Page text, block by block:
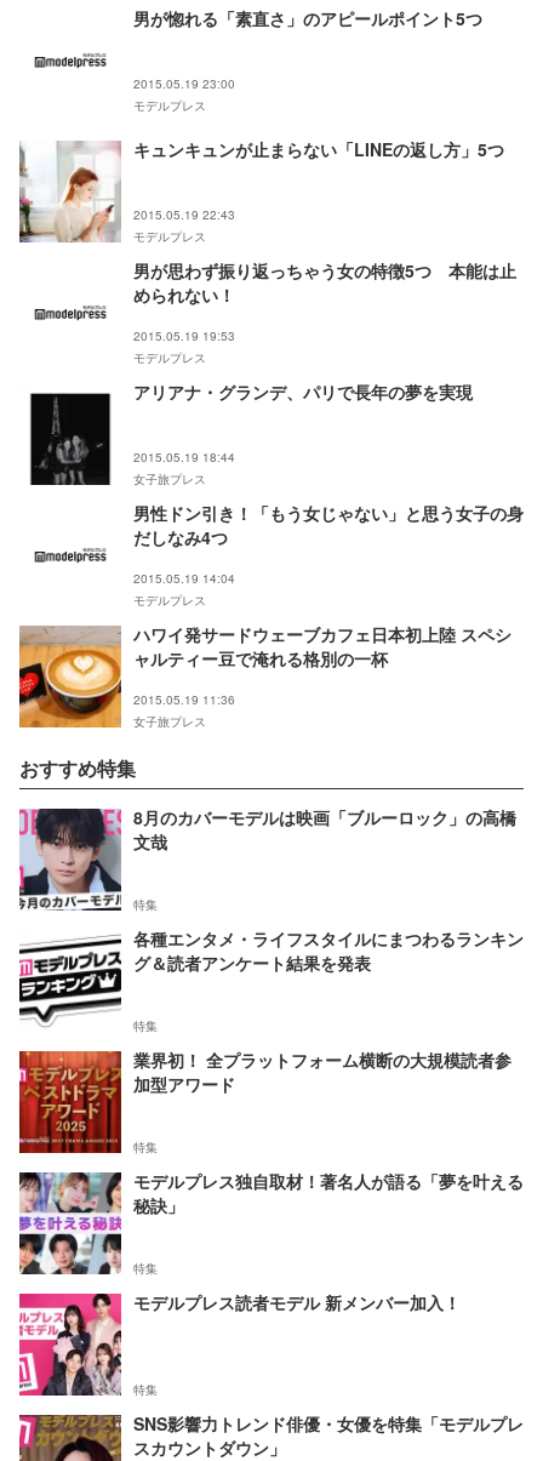
男が惚れる「素直さ」のアピールポイント5つ
2015.05.19 23:00
モデルプレス
キュンキュンが止まらない「LINEの返し方」5つ
2015.05.19 22:43
モデルプレス
男が思わず振り返っちゃう女の特徴5つ 本能は止
められない！
2015.05.19 19:53
モデルプレス
アリアナ・グランデ、パリで長年の夢を実現
2015.05.19 18:44
女子旅プレス
男性ドン引き！「もう女じゃない」と思う女子の身
だしなみ4つ
2015.05.19 14:04
モデルプレス
ハワイ発サードウェーブカフェ日本初上陸 スペシ
ャルティー豆で淹れる格別の一杯
2015.05.19 11:36
女子旅プレス
おすすめ特集
8月のカバーモデルは映画「ブルーロック」の高橋
文哉
特集
各種エンタメ・ライフスタイルにまつわるランキン
グ＆読者アンケート結果を発表
特集
業界初！ 全プラットフォーム横断の大規模読者参
加型アワード
特集
モデルプレス独自取材！著名人が語る「夢を叶える
秘訣」
特集
モデルプレス読者モデル 新メンバー加入！
特集
SNS影響力トレンド俳優・女優を特集「モデルプレ
スカウントダウン」